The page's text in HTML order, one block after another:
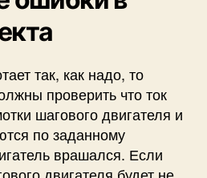
так, как надо, то
проверить что ток
шагового двигателя и
по заданному
врашался. Если